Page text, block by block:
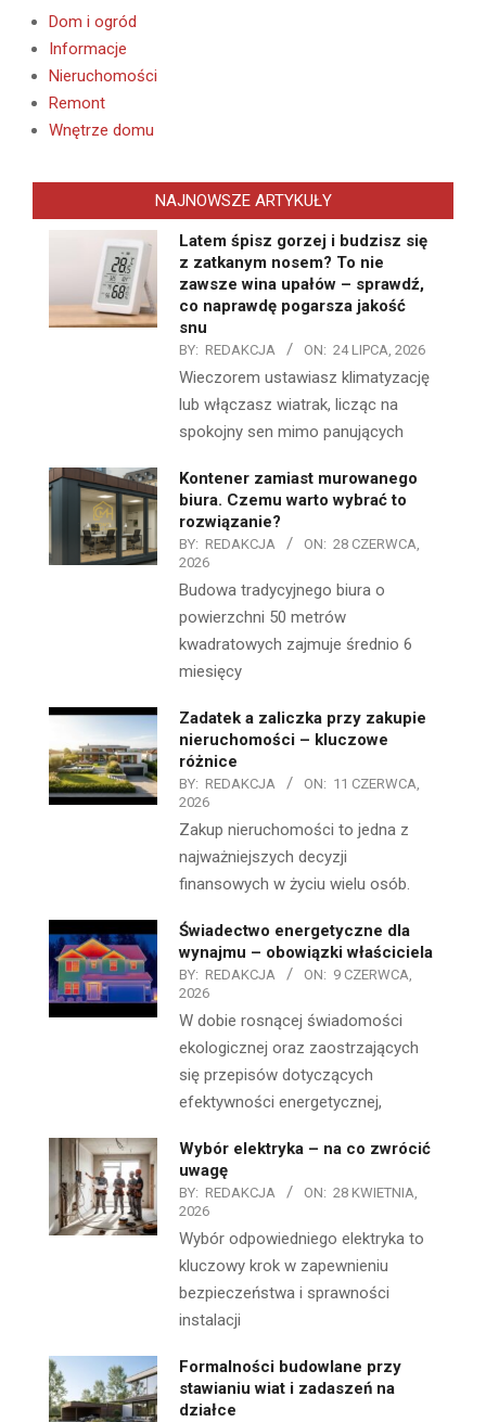
Dom i ogród
Informacje
Nieruchomości
Remont
Wnętrze domu
NAJNOWSZE ARTYKUŁY
Latem śpisz gorzej i budzisz się
z zatkanym nosem? To nie
zawsze wina upałów – sprawdź,
co naprawdę pogarsza jakość
snu
BY: REDAKCJA ON: 24 LIPCA, 2026
Wieczorem ustawiasz klimatyzację
lub włączasz wiatrak, licząc na
spokojny sen mimo panujących
Kontener zamiast murowanego
biura. Czemu warto wybrać to
rozwiązanie?
BY: REDAKCJA ON: 28 CZERWCA,
2026
Budowa tradycyjnego biura o
powierzchni 50 metrów
kwadratowych zajmuje średnio 6
miesięcy
Zadatek a zaliczka przy zakupie
nieruchomości – kluczowe
różnice
BY: REDAKCJA ON: 11 CZERWCA,
2026
Zakup nieruchomości to jedna z
najważniejszych decyzji
finansowych w życiu wielu osób.
Świadectwo energetyczne dla
wynajmu – obowiązki właściciela
BY: REDAKCJA ON: 9 CZERWCA,
2026
W dobie rosnącej świadomości
ekologicznej oraz zaostrzających
się przepisów dotyczących
efektywności energetycznej,
Wybór elektryka – na co zwrócić
uwagę
BY: REDAKCJA ON: 28 KWIETNIA,
2026
Wybór odpowiedniego elektryka to
kluczowy krok w zapewnieniu
bezpieczeństwa i sprawności
instalacji
Formalności budowlane przy
stawianiu wiat i zadaszeń na
działce